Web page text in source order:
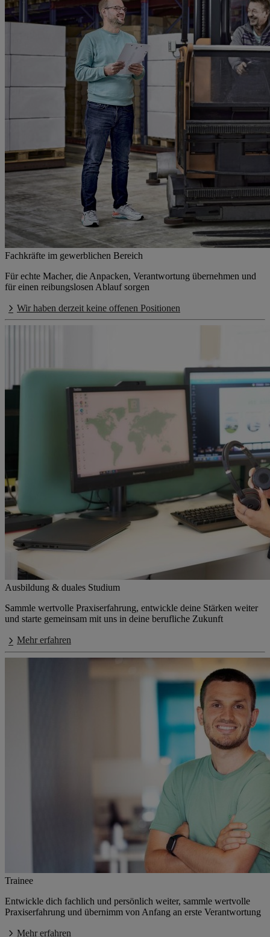
Fachkräfte im gewerblichen Bereich
Für echte Macher, die Anpacken, Verantwortung übernehmen und
für einen reibungslosen Ablauf sorgen
Wir haben derzeit keine offenen Positionen
Ausbildung & duales Studium
Sammle wertvolle Praxiserfahrung, entwickle deine Stärken weiter
und starte gemeinsam mit uns in deine berufliche Zukunft
Mehr erfahren
Trainee
Entwickle dich fachlich und persönlich weiter, sammle wertvolle
Praxiserfahrung und übernimm von Anfang an erste Verantwortung
Mehr erfahren